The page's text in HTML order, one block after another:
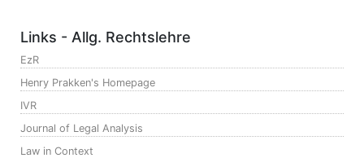
Links - Allg. Rechtslehre
EzR
Henry Prakken's Homepage
IVR
Journal of Legal Analysis
Law in Context